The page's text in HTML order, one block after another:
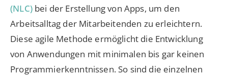
(NLC) bei der Erstellung von Apps, um den
Arbeitsalltag der Mitarbeitenden zu erleichtern.
Diese agile Methode ermöglicht die Entwicklung
von Anwendungen mit minimalen bis gar keinen
Programmierkenntnissen. So sind die einzelnen